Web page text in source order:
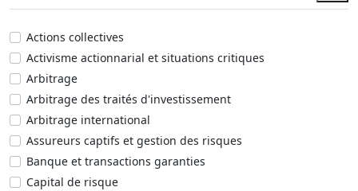
Actions collectives
Activisme actionnarial et situations critiques
Arbitrage
Arbitrage des traités d'investissement
Arbitrage international
Assureurs captifs et gestion des risques
Banque et transactions garanties
Capital de risque